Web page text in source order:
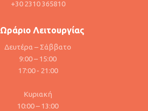
+30 2310 365810
Ωράριο Λειτουργίας
Δευτέρα – Σάββατο
9:00 – 15:00
17:00 - 21:00
Κυριακή
10:00 – 13:00